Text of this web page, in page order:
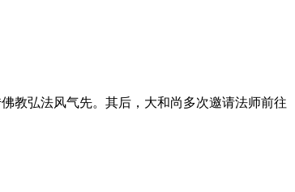
教弘法风气先。其后，大和尚多次邀请法师前往